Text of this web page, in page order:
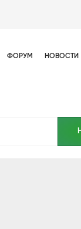
ФОРУМ НОВОСТИ